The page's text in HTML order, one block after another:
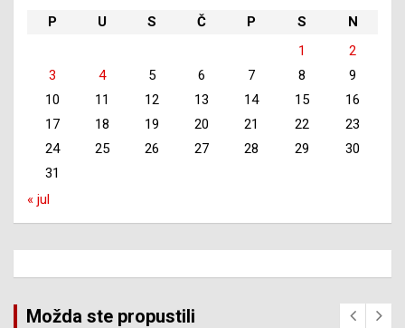
P
U S Č P S
N
1
2
3
4 5 6 7 8
9
10
11 12 13 14 15
16
17
18 19 20 21 22
23
24
25 26 27 28 29
30
31
« jul
Možda ste propustili